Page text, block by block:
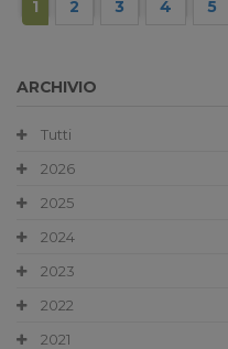
1 2 3 4 5
ARCHIVIO
Tutti
2026
2025
2024
2023
2022
2021